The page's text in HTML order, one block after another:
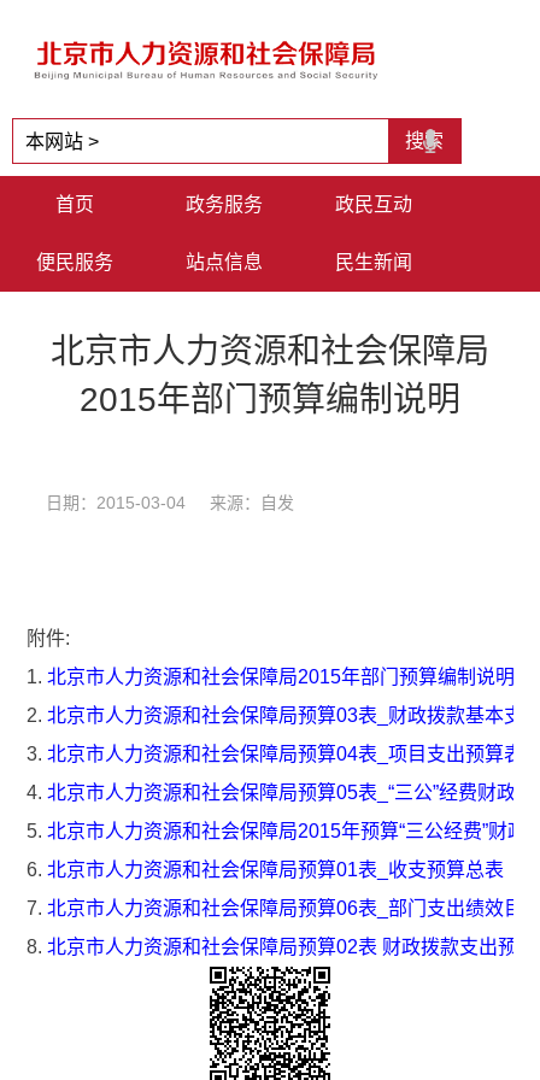
首页 政务服务 政民互动
便民服务 站点信息 民生新闻
北京市人力资源和社会保障局
2015年部门预算编制说明
日期：2015-03-04 来源：自发
附件:
1.北京市人力资源和社会保障局2015年部门预算编制说明
2.北京市人力资源和社会保障局预算03表_财政拨款基本支
3.北京市人力资源和社会保障局预算04表_项目支出预算表
4.北京市人力资源和社会保障局预算05表_“三公”经费财政
5.北京市人力资源和社会保障局2015年预算“三公经费”财政
6.北京市人力资源和社会保障局预算01表_收支预算总表
7.北京市人力资源和社会保障局预算06表_部门支出绩效目
8.北京市人力资源和社会保障局预算02表 财政拨款支出预